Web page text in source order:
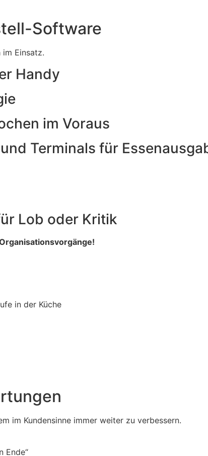
Software
Einsatz.
Handy
im Voraus
Terminals für
Lob oder Kritik
in der Küche
im Kundensinne immer weiter zu verbessern.
Ende“